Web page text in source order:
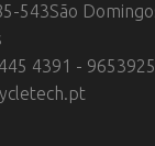
543São
4391 -